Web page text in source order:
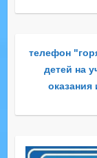
телефон
детей на